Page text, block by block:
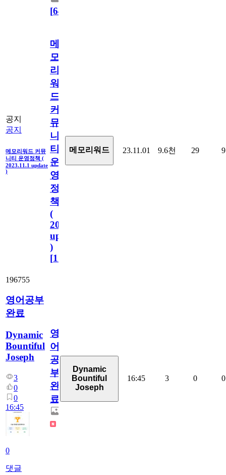
[64
공지
공지
메모리워드 커뮤
니티 운영정책 (
2023.11.1 update
)
메
모
리
워
드
커
뮤
니
티
운
영
정
책
(
2023.11.1
update
)
[110
메모리워드 23.11.01 9.6천 29 9
196755
영어공부
완료
Dynamic
Bountiful
Joseph
3
0
0
16:45
0
댓글
영
어
공
부
완
료
Dynamic
Bountiful
Joseph
16:45 3 0 0